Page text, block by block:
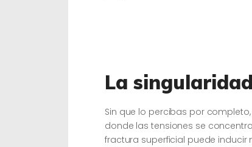
La
Sin que lo percibas por completo,
donde las tensiones se
fractura superficial puede